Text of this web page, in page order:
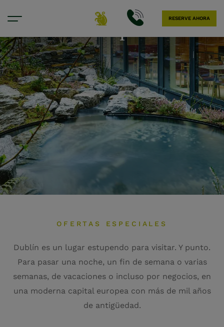
RESERVE AHORA
Ofertas especiales
OFERTAS ESPECIALES
Dublín es un lugar estupendo para visitar. Y punto.
Para pasar una noche, un fin de semana o varias
semanas, de vacaciones o incluso por negocios, en
una moderna capital europea con más de mil años
de antigüedad.